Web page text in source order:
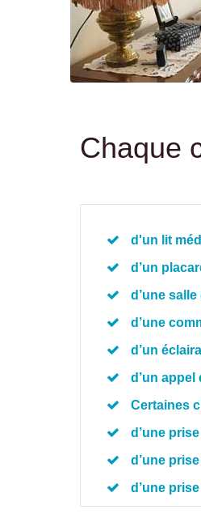
Chaque
d'un lit
d’un
d’une
d’une
d’un
d’un
Certaines
d’une
d’une
d’une